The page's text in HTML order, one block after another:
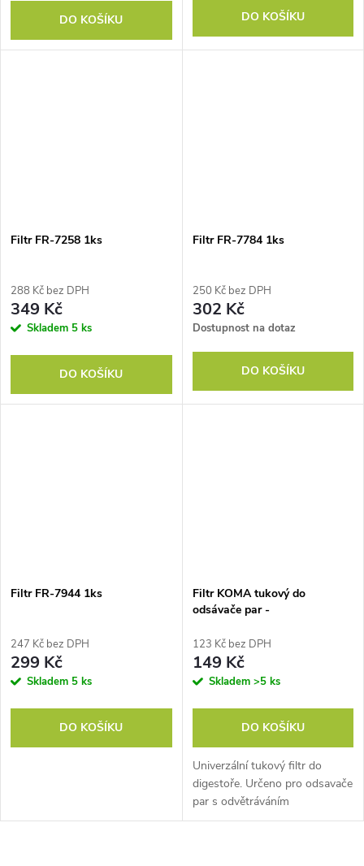
DO KOŠÍKU DO KOŠÍKU
Filtr FR-7258 1ks
288 Kč bez DPH
349 Kč
Skladem 5 ks
DO KOŠÍKU
Filtr FR-7784 1ks
250 Kč bez DPH
302 Kč
Dostupnost na dotaz
DO KOŠÍKU
Filtr FR-7944 1ks
247 Kč bez DPH
299 Kč
Skladem 5 ks
DO KOŠÍKU
Filtr KOMA tukový do
odsávače par -
123 Kč bez DPH
149 Kč
Skladem >5 ks
DO KOŠÍKU
Univerzální tukový filtr do
digestoře. Určeno pro odsavače
par s odvětráváním